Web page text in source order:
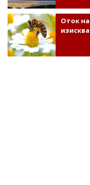
Оток